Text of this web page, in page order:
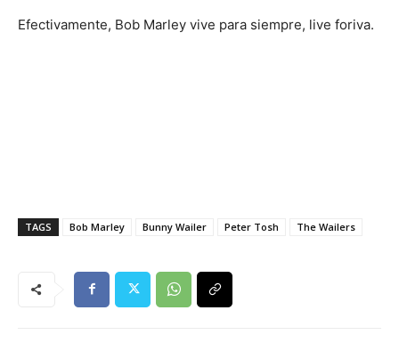
Efectivamente, Bob Marley vive para siempre, live foriva.
TAGS Bob Marley Bunny Wailer Peter Tosh The Wailers